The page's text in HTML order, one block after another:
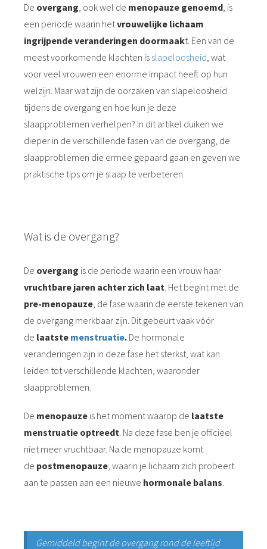
De overgang , ook wel de menopauze genoemd , is
een periode waarin hetvrouwelijke lichaam
ingrijpende veranderingen doormaakt. Een van de
meest voorkomende klachten is slapeloosheid , wat
voor veel vrouwen een enorme impact heeft op hun
welzijn. Maar wat zijn de oorzaken van slapeloosheid
tijdens de overgang en hoe kun je deze
slaapproblemen verhelpen? In dit artikel duiken we
dieper in de verschillende fasen van de overgang, de
slaapproblemen die ermee gepaard gaan en geven we
praktische tips om je slaap te verbeteren.
Wat is de overgang?
De overgang is de periode waarin een vrouw haar
vruchtbare jaren achter zich laat . Het begint met de
pre-menopauze , de fase waarin de eerste tekenen van
de overgang merkbaar zijn. Dit gebeurt vaak vóór
de laatste menstruatie. De hormonale
veranderingen zijn in deze fase het sterkst, wat kan
leiden tot verschillende klachten, waaronder
slaapproblemen.
De menopauze is het moment waarop de laatste
menstruatie optreedt . Na deze fase ben je officieel
niet meer vruchtbaar. Na de menopauze komt
de postmenopauze , waarin je lichaam zich probeert
aan te passen aan een nieuwe hormonale balans
Gemiddeld begint de overgang rond de leeftijd